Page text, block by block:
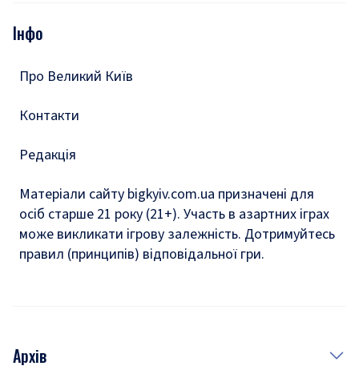
Подкасти
Тести
Інфо
Про Великий Київ
Контакти
Редакція
Матеріали сайту bigkyiv.com.ua призначені для
осіб старше 21 року (21+). Участь в азартних іграх
може викликати ігрову залежність. Дотримуйтесь
правил (принципів) відповідальної гри.
Архів